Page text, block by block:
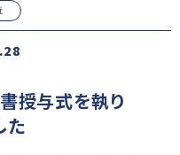
授与式を執り
た